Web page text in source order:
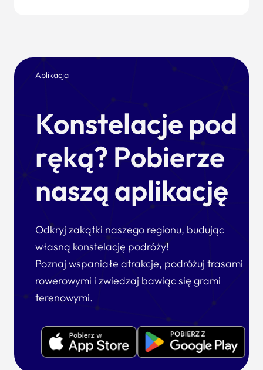
Aplikacja
Konstelacje pod
ręką? Pobierze
naszą aplikację
Odkryj zakątki naszego regionu, budując
własną konstelację podróży!
Poznaj wspaniałe atrakcje, podróżuj trasami
rowerowymi i zwiedzaj bawiąc się grami
terenowymi.